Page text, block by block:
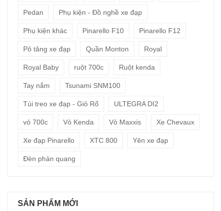
Pedan Phụ kiện - Đồ nghề xe đạp
Phụ kiện khác Pinarello F10 Pinarello F12
Pô tăng xe đạp Quần Monton Royal
Royal Baby ruột 700c Ruột kenda
Tay nắm Tsunami SNM100
Túi treo xe đạp - Giỏ Rổ ULTEGRA DI2
vỏ 700c Vỏ Kenda Vỏ Maxxis Xe Chevaux
Xe đạp Pinarello XTC 800 Yên xe đạp
Đèn phản quang
SẢN PHẨM MỚI